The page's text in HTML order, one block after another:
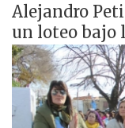
Alejandro
un loteo bajo